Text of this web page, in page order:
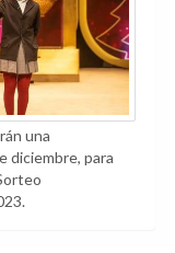
una
diciembre, para